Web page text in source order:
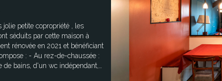
jolie petite copropriété , les
séduits par cette maison à
rénovée en 2021 et bénéficiant
: - Au rez-de-chaussée :
bains, d'un wc indépendant,